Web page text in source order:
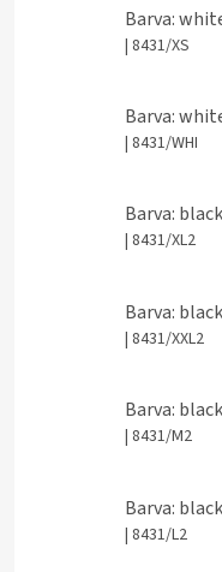
Barva:
| 8431/XS
Barva:
| 8431/WHI
Barva:
| 8431/XL2
Barva:
| 8431/XXL2
Barva:
| 8431/M2
Barva:
| 8431/L2